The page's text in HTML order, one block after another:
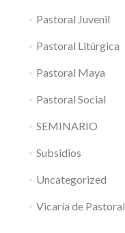
Pastoral Juvenil
Pastoral Litúrgica
Pastoral Maya
Pastoral Social
SEMINARIO
Subsidios
Uncategorized
Vicaría de Pastoral